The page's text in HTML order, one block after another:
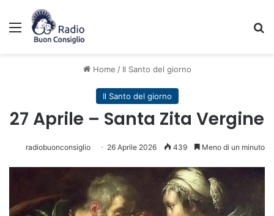
Menu
Home / Il Santo del giorno
Il Santo del giorno
27 Aprile – Santa Zita Vergine
radiobuonconsiglio 26 Aprile 2026 439 Meno di un minuto